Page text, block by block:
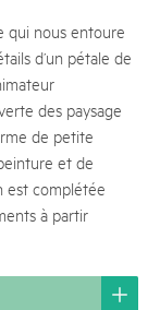
qui nous entoure
d’un pétale de
des paysage
de petite
et de
est complétée
à partir